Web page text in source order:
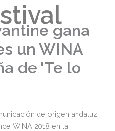
gana
un WINA
de 'Te lo
de origen andaluz
WINA 2018 en la